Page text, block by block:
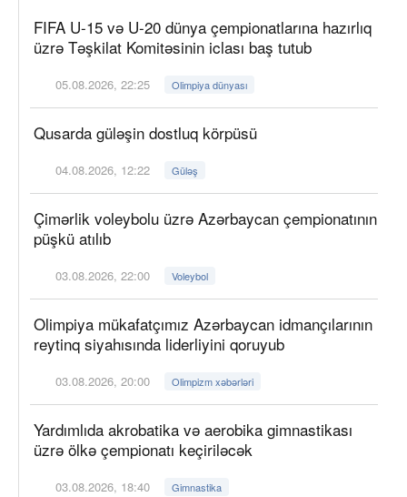
FIFA U-15 və U-20 dünya çempionatlarına hazırlıq
üzrə Təşkilat Komitəsinin iclası baş tutub
05.08.2026, 22:25 Olimpiya dünyası
Qusarda güləşin dostluq körpüsü
04.08.2026, 12:22 Güləş
Çimərlik voleybolu üzrə Azərbaycan çempionatının
püşkü atılıb
03.08.2026, 22:00 Voleybol
Olimpiya mükafatçımız Azərbaycan idmançılarının
reytinq siyahısında liderliyini qoruyub
03.08.2026, 20:00 Olimpizm xəbərləri
Yardımlıda akrobatika və aerobika gimnastikası
üzrə ölkə çempionatı keçiriləcək
03.08.2026, 18:40 Gimnastika